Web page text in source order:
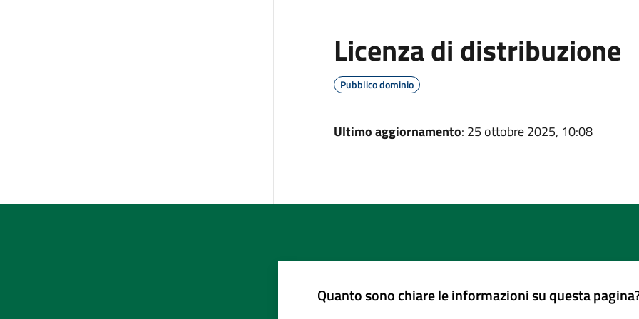
Licenza di distribuzione
Pubblico dominio
Ultimo aggiornamento: 25 ottobre 2025, 10:08
Quanto sono chiare le informazioni su questa